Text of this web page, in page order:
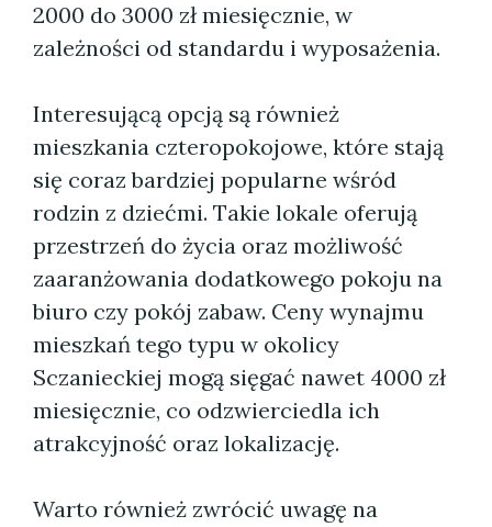
2000 do 3000 zł miesięcznie, w
zależności od standardu i wyposażenia.
Interesującą opcją są również
mieszkania czteropokojowe, które stają
się coraz bardziej popularne wśród
rodzin z dziećmi. Takie lokale oferują
przestrzeń do życia oraz możliwość
zaaranżowania dodatkowego pokoju na
biuro czy pokój zabaw. Ceny wynajmu
mieszkań tego typu w okolicy
Sczanieckiej mogą sięgać nawet 4000 zł
miesięcznie, co odzwierciedla ich
atrakcyjność oraz lokalizację.
Warto również zwrócić uwagę na